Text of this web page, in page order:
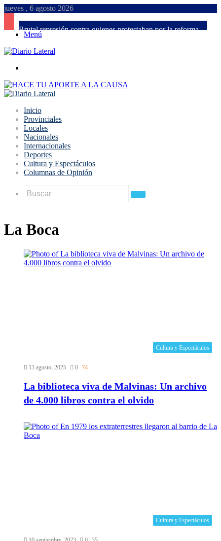
jueves , 6 agosto 2026
Brutal represión contra quienes protestaban por la reforma laboral de Milei
Menú
Inicio
Provinciales
Locales
Nacionales
Internacionales
Deportes
Cultura y Espectáculos
Columnas de Opinión
Buscar
La Boca
Cultura y Espectáculos
13 agosto, 2025 0 74
La biblioteca viva de Malvinas: Un archivo
de 4.000 libros contra el olvido
Cultura y Espectáculos